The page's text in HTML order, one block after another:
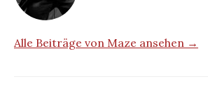
Alle Beiträge von Maze ansehen →